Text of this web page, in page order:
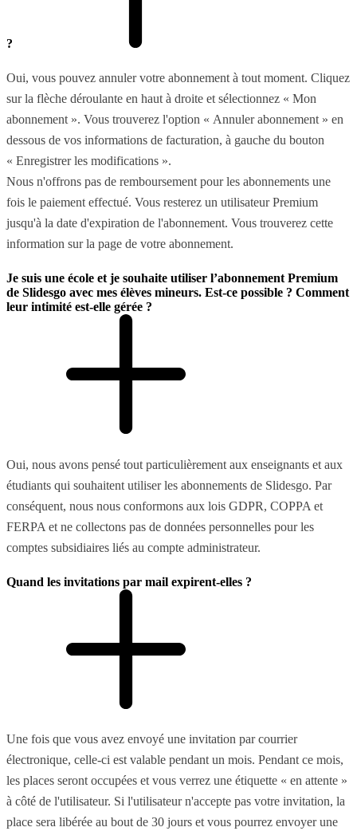
?
Oui, vous pouvez annuler votre abonnement à tout moment. Cliquez
sur la flèche déroulante en haut à droite et sélectionnez « Mon
abonnement ». Vous trouverez l'option « Annuler abonnement » en
dessous de vos informations de facturation, à gauche du bouton
« Enregistrer les modifications ».
Nous n'offrons pas de remboursement pour les abonnements une
fois le paiement effectué. Vous resterez un utilisateur Premium
jusqu'à la date d'expiration de l'abonnement. Vous trouverez cette
information sur la page de votre abonnement.
Je suis une école et je souhaite utiliser l’abonnement Premium
de Slidesgo avec mes élèves mineurs. Est-ce possible ? Comment
leur intimité est-elle gérée ?
Oui, nous avons pensé tout particulièrement aux enseignants et aux
étudiants qui souhaitent utiliser les abonnements de Slidesgo. Par
conséquent, nous nous conformons aux lois GDPR, COPPA et
FERPA et ne collectons pas de données personnelles pour les
comptes subsidiaires liés au compte administrateur.
Quand les invitations par mail expirent-elles ?
Une fois que vous avez envoyé une invitation par courrier
électronique, celle-ci est valable pendant un mois. Pendant ce mois,
les places seront occupées et vous verrez une étiquette « en attente »
à côté de l'utilisateur. Si l'utilisateur n'accepte pas votre invitation, la
place sera libérée au bout de 30 jours et vous pourrez envoyer une